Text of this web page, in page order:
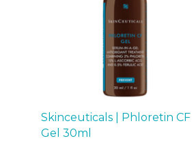
Skinceuticals | Phloretin CF
Gel 30ml